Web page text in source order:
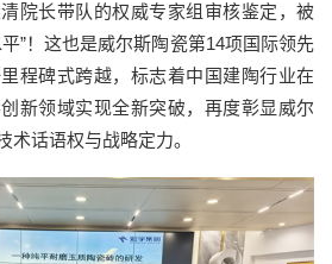
院长带队的权威专家组审核鉴定，被
”！这也是威尔斯陶瓷第14项国际领先
程碑式跨越，标志着中国建陶行业在
新领域实现全新突破，再度彰显威尔
术话语权与战略定力。